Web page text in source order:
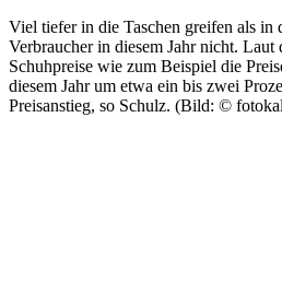
Viel tiefer in die Taschen greifen als in
Verbraucher in diesem Jahr nicht. Laut
Schuhpreise wie zum Beispiel die
diesem Jahr um etwa ein bis zwei
Preisanstieg, so Schulz. (Bild: ©